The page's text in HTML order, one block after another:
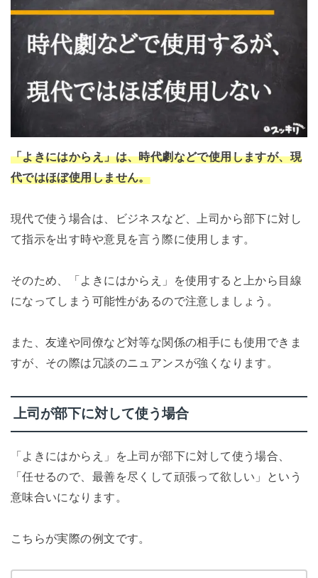
「よきにはからえ」は、時代劇などで使用しますが、現
代ではほぼ使用しません。
現代で使う場合は、ビジネスなど、上司から部下に対し
て指示を出す時や意見を言う際に使用します。
そのため、「よきにはからえ」を使用すると上から目線
になってしまう可能性があるので注意しましょう。
また、友達や同僚など対等な関係の相手にも使用できま
すが、その際は冗談のニュアンスが強くなります。
上司が部下に対して使う場合
「よきにはからえ」を上司が部下に対して使う場合、
「任せるので、最善を尽くして頑張って欲しい」という
意味合いになります。
こちらが実際の例文です。